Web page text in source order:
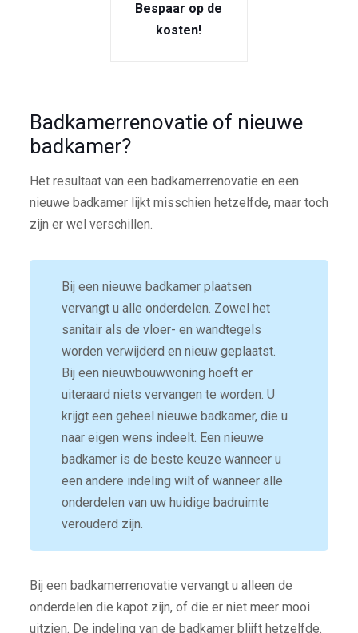
Bespaar op de
kosten!
Badkamerrenovatie of nieuwe
badkamer?
Het resultaat van een badkamerrenovatie en een
nieuwe badkamer lijkt misschien hetzelfde, maar toch
zijn er wel verschillen.
Bij een nieuwe badkamer plaatsen
vervangt u alle onderdelen. Zowel het
sanitair als de vloer- en wandtegels
worden verwijderd en nieuw geplaatst.
Bij een nieuwbouwwoning hoeft er
uiteraard niets vervangen te worden. U
krijgt een geheel nieuwe badkamer, die u
naar eigen wens indeelt. Een nieuwe
badkamer is de beste keuze wanneer u
een andere indeling wilt of wanneer alle
onderdelen van uw huidige badruimte
verouderd zijn.
Bij een badkamerrenovatie vervangt u alleen de
onderdelen die kapot zijn, of die er niet meer mooi
uitzien. De indeling van de badkamer blijft hetzelfde.